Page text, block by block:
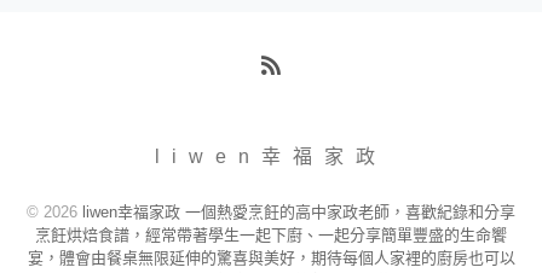
liwen幸福家政
© 2026 liwen幸福家政 一個熱愛烹飪的高中家政老師，喜歡紀錄和分享
烹飪烘焙食譜，經常帶著學生一起下廚、一起分享簡單豐盛的生命饗
宴，體會由餐桌無限延伸的驚喜與美好，期待每個人家裡的廚房也可以